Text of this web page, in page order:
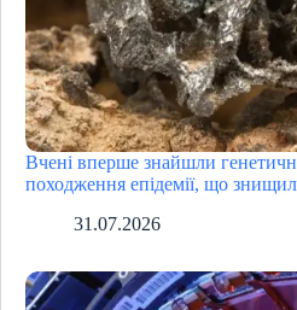
Вчені вперше знайшли
походження епідемії, що
31.07.2026